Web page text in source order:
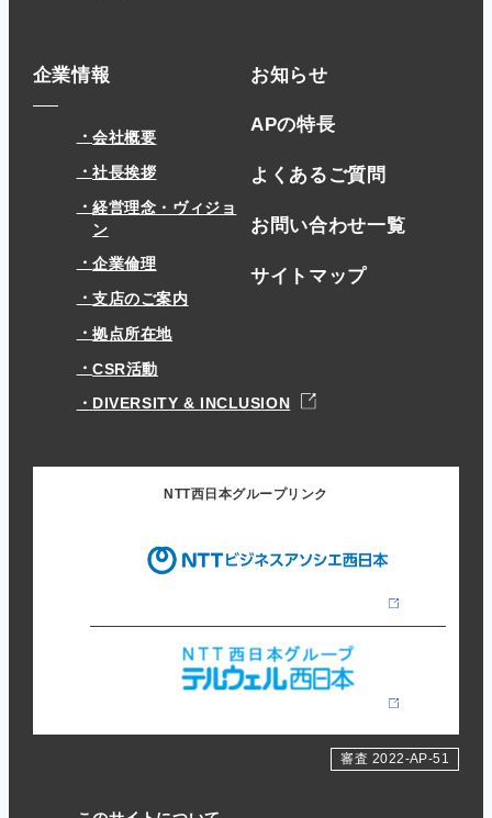
企業情報
会社概要
社長挨拶
経営理念・ヴィジョ
ン
企業倫理
支店のご案内
拠点所在地
CSR活動
DIVERSITY & INCLUSION
お知らせ
APの特長
よくあるご質問
お問い合わせ一覧
サイトマップ
NTT西日本グループリンク
審査 2022-AP-51